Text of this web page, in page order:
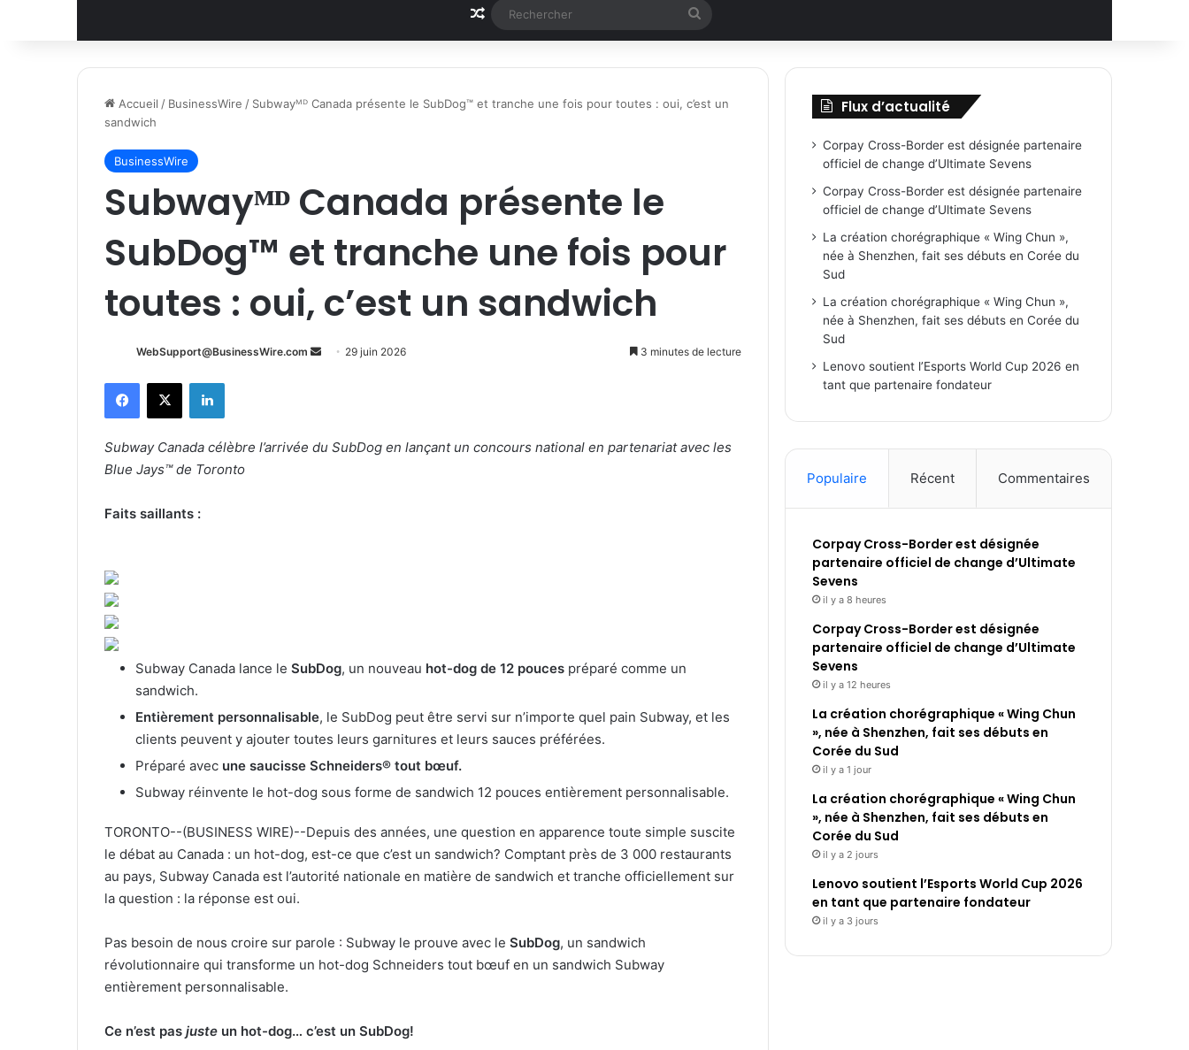
Article Aléatoire Rechercher
Accueil / BusinessWire / Subwayᴹᴰ Canada présente le SubDog™ et tranche une fois pour toutes : oui, c’est un
sandwich
BusinessWire
Subwayᴹᴰ Canada présente le
SubDog™ et tranche une fois pour
toutes : oui, c’est un sandwich
WebSupport@BusinessWire.com
Envoyer29 juin 2026 3 minutes de lecture
Facebook
X Linkedin
Subway Canada célèbre l’arrivée du SubDog en lançant un concours national en partenariat avec les
Blue Jays™ de Toronto
Faits saillants :
Subway Canada lance le SubDog, un nouveau hot-dog de 12 pouces préparé comme un
sandwich.
Entièrement personnalisable, le SubDog peut être servi sur n’importe quel pain Subway, et les
clients peuvent y ajouter toutes leurs garnitures et leurs sauces préférées.
Préparé avec une saucisse Schneiders® tout bœuf.
Subway réinvente le hot-dog sous forme de sandwich 12 pouces entièrement personnalisable.
TORONTO--(BUSINESS WIRE)--Depuis des années, une question en apparence toute simple suscite
le débat au Canada : un hot-dog, est-ce que c’est un sandwich? Comptant près de 3 000 restaurants
au pays, Subway Canada est l’autorité nationale en matière de sandwich et tranche officiellement sur
la question : la réponse est oui.
Pas besoin de nous croire sur parole : Subway le prouve avec le SubDog, un sandwich
révolutionnaire qui transforme un hot-dog Schneiders tout bœuf en un sandwich Subway
entièrement personnalisable.
Ce n’est pas juste un hot-dog… c’est un SubDog!
Flux d’actualité
Corpay Cross-Border est désignée partenaire
officiel de change d’Ultimate Sevens
Corpay Cross-Border est désignée partenaire
officiel de change d’Ultimate Sevens
La création chorégraphique « Wing Chun »,
née à Shenzhen, fait ses débuts en Corée du
Sud
La création chorégraphique « Wing Chun »,
née à Shenzhen, fait ses débuts en Corée du
Sud
Lenovo soutient l’Esports World Cup 2026 en
tant que partenaire fondateur
Populaire Récent Commentaires
Corpay Cross-Border est désignée
partenaire officiel de change d’Ultimate
Sevens
il y a 8 heures
Corpay Cross-Border est désignée
partenaire officiel de change d’Ultimate
Sevens
il y a 12 heures
La création chorégraphique « Wing Chun
», née à Shenzhen, fait ses débuts en
Corée du Sud
il y a 1 jour
La création chorégraphique « Wing Chun
», née à Shenzhen, fait ses débuts en
Corée du Sud
il y a 2 jours
Lenovo soutient l’Esports World Cup 2026
en tant que partenaire fondateur
il y a 3 jours